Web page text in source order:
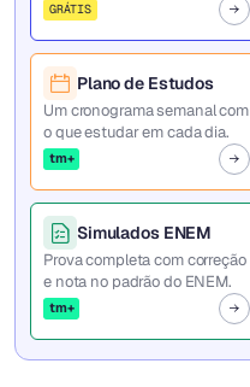
GRÁTIS
Plano de Estudos
Um cronograma semanal com
o que estudar em cada dia.
tm+
Simulados ENEM
Prova completa com correção
e nota no padrão do ENEM.
tm+